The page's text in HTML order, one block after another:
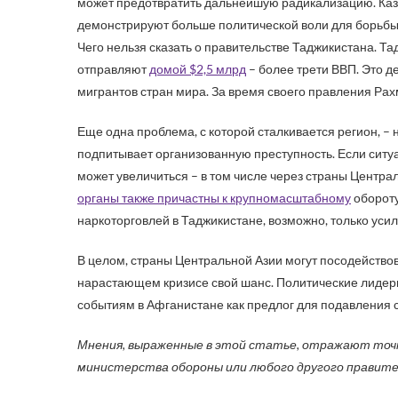
демонстрируют больше политической воли для
Чего нельзя сказать о правительстве Таджикистана.
отправляютдомой $2,5 млрд – более трети ВВП. Это
мигрантов стран мира. За время своего правления
Еще одна проблема, с которой сталкивается регион, –
подпитывает организованную преступность. Если
может увеличиться – в том числе через страны
органы также причастны к крупномасштабному
наркоторговлей в Таджикистане, возможно, только
В целом, страны Центральной Азии могут
нарастающем кризисе свой шанс. Политические
событиям в Афганистане как предлог для подавления
Мнения, выраженные в этой статье, отражают
министерства обороны или любого другого